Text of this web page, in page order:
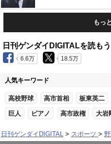
もっ
日刊ゲンダイDIGITALを読もう
6.6万 18.5万
人気キーワード
高校野球 高市首相 板東英二
巨人 ピアノ 高市政権 大岩
日刊ゲンダイDIGITAL スポーツ